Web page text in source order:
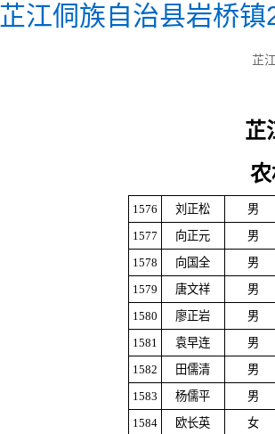
芷江侗族自治县岩桥
芷
芷
1576 刘正松
男
1577
向正元
男
1578
向国全
男
1579
唐文祥
男
1580
廖正岩
男
1581
袁早连
男
1582
田儒清
男
1583
杨儒平
男
1584
欧长英
女